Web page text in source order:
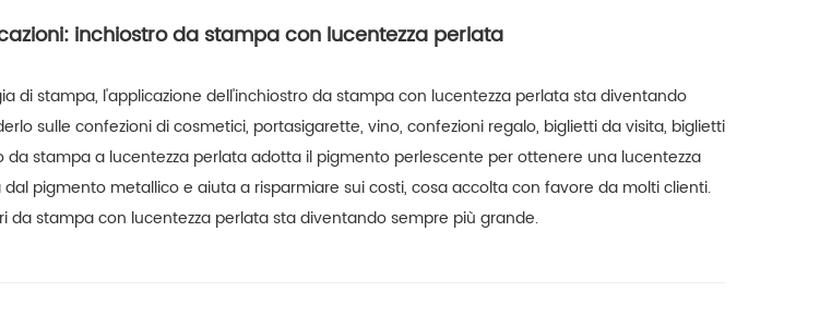
inchiostro da stampa con lucentezza perlata
di stampa, l'applicazione dell'inchiostro da stampa con lucentezza perlata sta diventando
sulle confezioni di cosmetici, portasigarette, vino, confezioni regalo, biglietti da visita, biglietti
da stampa a lucentezza perlata adotta il pigmento perlescente per ottenere una lucentezza
pigmento metallico e aiuta a risparmiare sui costi, cosa accolta con favore da molti clienti.
da stampa con lucentezza perlata sta diventando sempre più grande.